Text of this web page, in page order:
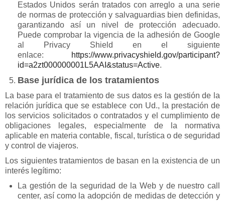
Estados Unidos serán tratados con arreglo a una serie
de normas de protección y salvaguardias bien definidas,
garantizando así un nivel de protección adecuado.
Puede comprobar la vigencia de la adhesión de Google
al Privacy Shield en el siguiente
enlace:
https://www.privacyshield.gov/participant?
id=a2zt000000001L5AAI&status=Active.
Base jurídica de los tratamientos
La base para el tratamiento de sus datos es la gestión de la
relación jurídica que se establece con Ud., la prestación de
los servicios solicitados o contratados y el cumplimiento de
obligaciones legales, especialmente de la normativa
aplicable en materia contable, fiscal, turística o de seguridad
y control de viajeros.
Los siguientes tratamientos de basan en la existencia de un
interés legítimo:
La gestión de la seguridad de la Web y de nuestro call
center, así como la adopción de medidas de detección y